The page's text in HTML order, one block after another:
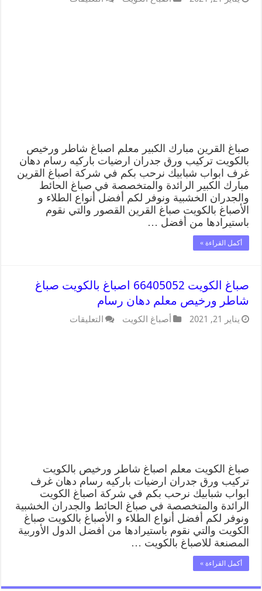
صباغ القرين مبارك الكبير معلم اصباغ شاطر ورخيص
بالكويت تركيب ورق جدران ارضيات باركيه رسام دهان
غرف ابواب شبابيك نرحب بكم في شركة اصباغ القرين
مبارك الكبير الرائدة والمتخصصة في صباغ الحائط
والجدران الخشبية ونوفر لكم أفضل أنواع الطلاء و
الأصباغ بالكويت صباغ القرين القصور والتي نقوم
باستيرادها من أفضل …
أكمل القراءة »
صباغ الكويت 66405052 اصباغ بالكويت صباغ
شاطر ورخيص معلم دهان رسام
يناير 21, 2021 أصباغ الكويت التعليقات
صباغ الكويت معلم اصباغ شاطر ورخيص بالكويت
تركيب ورق جدران ارضيات باركيه رسام دهان غرف
ابواب شبابيك نرحب بكم في شركة اصباغ الكويت
الرائدة والمتخصصة في صباغ الحائط والجدران الخشبية
ونوفر لكم أفضل أنواع الطلاء و الأصباغ بالكويت صباغ
الكويت والتي نقوم باستيرادها من أفضل الدول الأوربية
المصنعة للاصباغ بالكويت …
أكمل القراءة »